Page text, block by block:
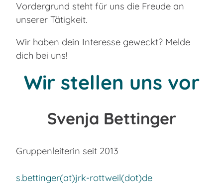
Vordergrund steht für uns die Freude an
unserer Tätigkeit.
Wir haben dein Interesse geweckt? Melde
dich bei uns!
Wir stellen uns vor
Svenja Bettinger
Gruppenleiterin seit 2013
s.bettinger(at)jrk-rottweil(dot)de